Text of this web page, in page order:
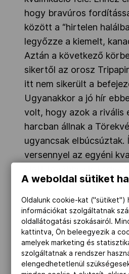
hogy bravúros
között a “hirtelen
legyőzze a kiemelt,
Aztán a következő
sikertől az orosz
itt nem sikerült a
Ugyanakkor a jó hír
volt, hogy azok a rivális
harcban állnak a
ugyancsak elbúcsúztak.
versennyel az egyéni
a magyar tőröző.
A weboldal sütiket
Oldalunk cookie-kat ("sütiket")
információkat szolgáltatnak
oldallátogatási szokásairól.
kattintva, Ön beleegyezik a
amelyek marketing és
szolgáltatnak a rendszer
elengedhetetlenül